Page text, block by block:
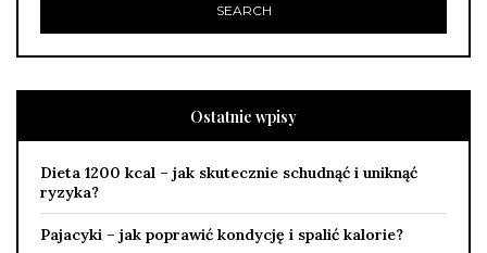
Ostatnie wpisy
Dieta 1200 kcal – jak skutecznie schudnąć i uniknąć
ryzyka?
Pajacyki – jak poprawić kondycję i spalić kalorie?